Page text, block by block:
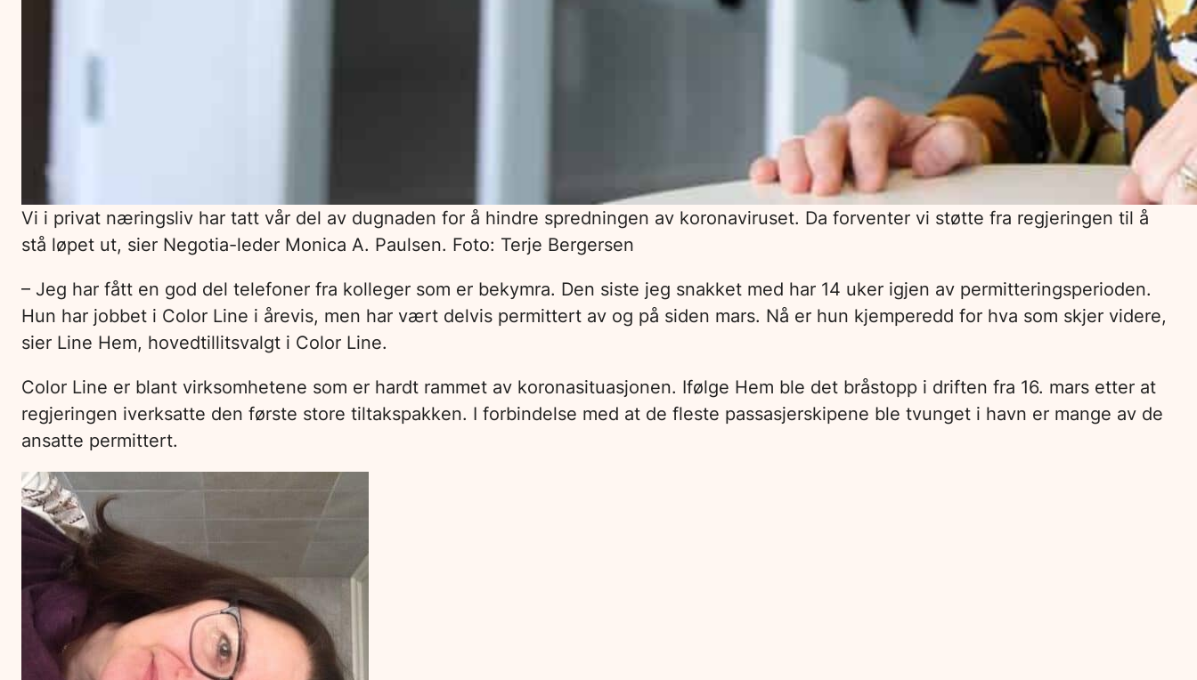
Vi i privat næringsliv har tatt vår del av dugnaden for å hindre spredningen av koronaviruset. Da forventer vi støtte fra regjeringen til å
stå løpet ut, sier Negotia-leder Monica A. Paulsen. Foto: Terje Bergersen
– Jeg har fått en god del telefoner fra kolleger som er bekymra. Den siste jeg snakket med har 14 uker igjen av permitteringsperioden.
Hun har jobbet i Color Line i årevis, men har vært delvis permittert av og på siden mars. Nå er hun kjemperedd for hva som skjer videre,
sier Line Hem, hovedtillitsvalgt i Color Line.
Color Line er blant virksomhetene som er hardt rammet av koronasituasjonen. Ifølge Hem ble det bråstopp i driften fra 16. mars etter at
regjeringen iverksatte den første store tiltakspakken. I forbindelse med at de fleste passasjerskipene ble tvunget i havn er mange av de
ansatte permittert.